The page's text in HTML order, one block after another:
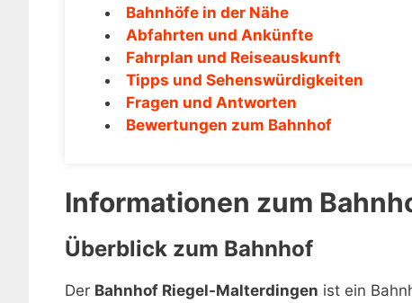
Bahnhöfe in der Nähe
Abfahrten und Ankünfte
Fahrplan und Reiseauskunft
Tipps und Sehenswürdigkeiten
Fragen und Antworten
Bewertungen zum Bahnhof
Informationen zum
Überblick zum Bahnhof
Der Bahnhof Riegel-Malterdingen ist ein